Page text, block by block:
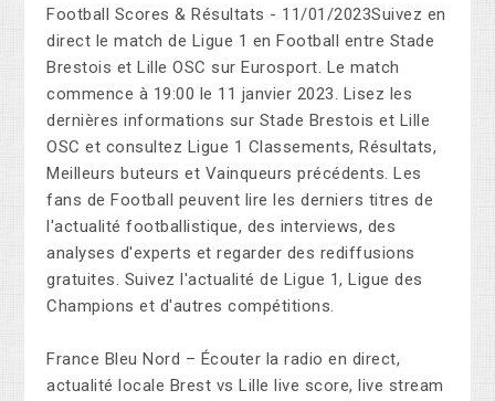
Football Scores & Résultats - 11/01/2023Suivez en
direct le match de Ligue 1 en Football entre Stade
Brestois et Lille OSC sur Eurosport. Le match
commence à 19:00 le 11 janvier 2023. Lisez les
dernières informations sur Stade Brestois et Lille
OSC et consultez Ligue 1 Classements, Résultats,
Meilleurs buteurs et Vainqueurs précédents. Les
fans de Football peuvent lire les derniers titres de
l'actualité footballistique, des interviews, des
analyses d'experts et regarder des rediffusions
gratuites. Suivez l'actualité de Ligue 1, Ligue des
Champions et d'autres compétitions.
France Bleu Nord – Écouter la radio en direct,
actualité locale Brest vs Lille live score, live stream